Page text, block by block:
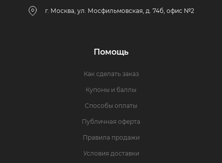
г. Москва, ул. Мосфильмовская, д. 74б, офис №2
Помощь
Как сделать заказ
Купоны и баллы
Способы оплаты
Публичная оферта
Правила продажи
Условия доставки